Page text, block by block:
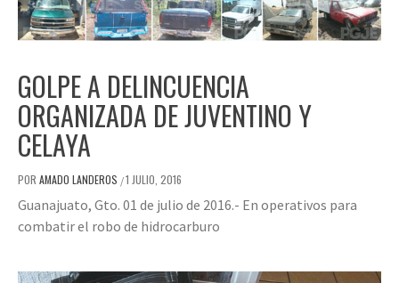
GOLPE A DELINCUENCIA
ORGANIZADA DE JUVENTINO Y
CELAYA
POR AMADO LANDEROS /1 JULIO, 2016
Guanajuato, Gto. 01 de julio de 2016.- En operativos para
combatir el robo de hidrocarburo